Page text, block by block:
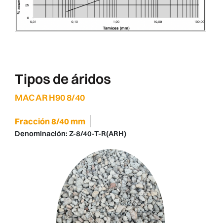
Tipos de áridos
MAC AR H90 8/40
Fracción 8/40 mm
Denominación: Z-8/40-T-R(ARH)